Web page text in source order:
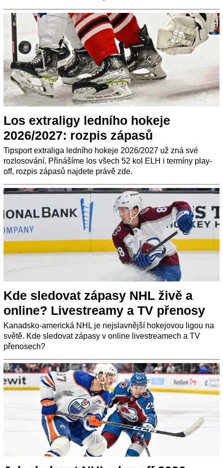
Los extraligy ledního hokeje
2026/2027: rozpis zápasů
Tipsport extraliga ledního hokeje 2026/2027 už zná své
rozlosování. Přinášíme los všech 52 kol ELH i termíny play-
off, rozpis zápasů najdete právě zde.
Kde sledovat zápasy NHL živě a
online? Livestreamy a TV přenosy
Kanadsko-americká NHL je nejslavnější hokejovou ligou na
světě. Kde sledovat zápasy v online livestreamech a TV
přenosech?